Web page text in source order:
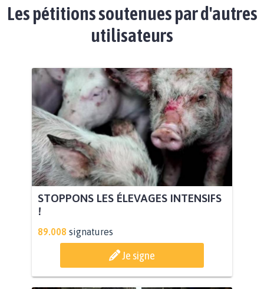
Les pétitions soutenues par d'autres
utilisateurs
STOPPONS LES ÉLEVAGES INTENSIFS
!
89.008 signatures
Je signe